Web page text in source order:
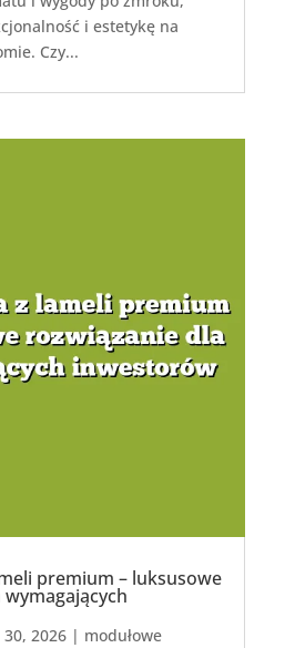
i estetykę na
Czy...
premium – luksusowe
2026| modułowe